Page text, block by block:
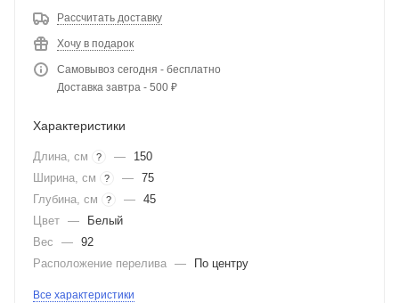
Рассчитать доставку
Хочу в подарок
Самовывоз сегодня - бесплатно
Доставка завтра - 500 ₽
Характеристики
Длина, см ? —
150
Ширина, см
? — 75
Глубина, см
? — 45
Цвет —
Белый
Вес
— 92
Расположение перелива — По центру
Все характеристики